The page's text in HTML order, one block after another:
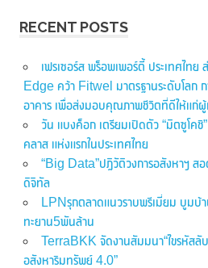
RECENT POSTS
เฟรเซอร์ส พร็อพเพอร์ตี้ ประเทศไท
Edge คว้า Fitwel มาตรฐานระดับโลก ก
อาคาร เพื่อส่งมอบคุณภาพชีวิตที่ดีให้แก่ผู้เ
วัน แบงค็อก เตรียมเปิดตัว “มิตซูโคชิ
คลาส แห่งแรกในประเทศไทย
“Big Data”ปฏิวัติวงการอสังหาฯ ส
ดิจิทัล
LPNรุกตลาดแนวราบพรีเมี่ยม บูมบ้
ทะยาน5พันล้าน
TerraBKK จัดงานสัมมนา“ไขรหัส
อสังหาริมทรัพย์ 4.0”